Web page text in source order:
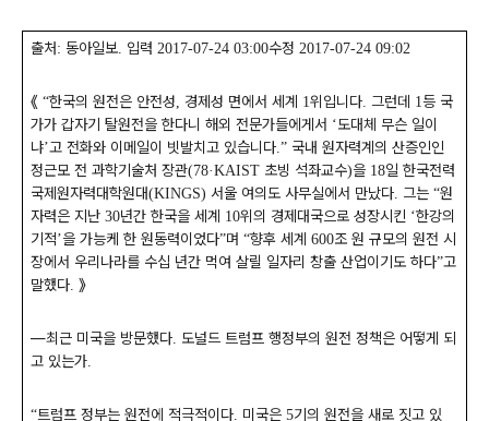
출처: 동아일보. 입력 2017-07-24 03:00수정 2017-07-24 09:02
《 “한국의 원전은 안전성 경제성 면에서 세계 1위입니다. 그런데 1 등 국
가가 갑자기 탈원전을 한다니 해외 전문가들에게서 ‘도대체 무슨 일이
냐’고 전화와 이메일이 빗발치고 있습니다.” 국내 원자력계의 산증인인
정근모 전 과학기술처 장관(78·KAIST 초빙 석좌교수)을 18일 한국전력
국제원자력대학원대(KINGS) 서울 여의도 사무실에서 만났다. 그는 “원
자력은 지난 30년간 한국을 세계 10위의 경제대국으로 성장시킨 ‘한강의
기적’을 가능케 한 원동력이었다”며 “향후 세계 600조 원 규모의 원전 시
장에서 우리나라를 수십 년간 먹여 살릴 일자리 창출 산업이기도 하다”고
말했다. 》
―최근 미국을 방문했다. 도널드 트럼프 행정부의 원전 정책은 어떻게 되
고 있는가.
“트럼프 정부는 원전에 적극적이다. 미국은 5기의 원전을 새로 짓고 있